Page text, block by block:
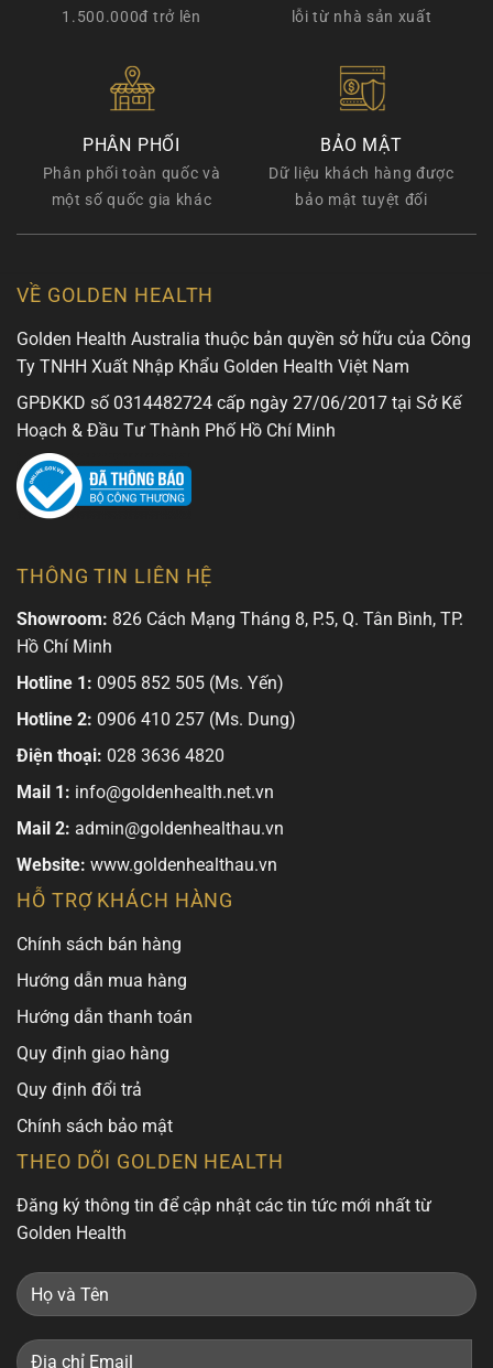
1.500.000đ trở lên
lỗi từ nhà sản xuất
PHÂN PHỐI
Phân phối toàn quốc và
một số quốc gia khác
BẢO MẬT
Dữ liệu khách hàng được
bảo mật tuyệt đối
VỀ GOLDEN HEALTH
Golden Health Australia thuộc bản quyền sở hữu của Công
Ty TNHH Xuất Nhập Khẩu Golden Health Việt Nam
GPĐKKD số 0314482724 cấp ngày 27/06/2017 tại Sở Kế
Hoạch & Đầu Tư Thành Phố Hồ Chí Minh
THÔNG TIN LIÊN HỆ
Showroom: 826 Cách Mạng Tháng 8, P.5, Q. Tân Bình, TP.
Hồ Chí Minh
Hotline 1: 0905 852 505 (Ms. Yến)
Hotline 2: 0906 410 257 (Ms. Dung)
Điện thoại: 028 3636 4820
Mail 1: info@goldenhealth.net.vn
Mail 2: admin@goldenhealthau.vn
Website: www.goldenhealthau.vn
HỖ TRỢ KHÁCH HÀNG
Chính sách bán hàng
Hướng dẫn mua hàng
Hướng dẫn thanh toán
Quy định giao hàng
Quy định đổi trả
Chính sách bảo mật
THEO DÕI GOLDEN HEALTH
Đăng ký thông tin để cập nhật các tin tức mới nhất từ
Golden Health